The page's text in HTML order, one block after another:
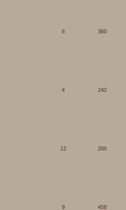
6 360
4 242
12 200
9 458